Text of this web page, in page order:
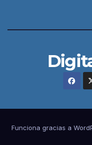
Funciona gracias a